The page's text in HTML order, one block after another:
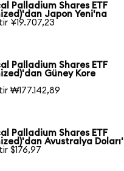
Palladium Shares ETF
Japon Yeni'na
¥19.707,23
Palladium Shares ETF
Güney Kore
₩177.142,89
Palladium Shares ETF
Avustralya
$176,97